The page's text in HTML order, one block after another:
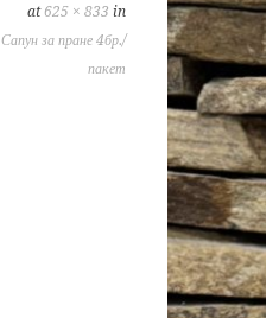
at 625 × 833 in
Сапун за пране 4бр./
пакет